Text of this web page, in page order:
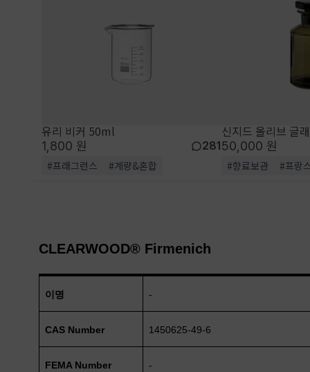
유리 비커 50ml
1,800 원 281
#프래그런스 #계량&혼합
신지드 올리브 글
50,000 원
#향료보관 #프랑
CLEARWOOD® Firmenich
이명 -
CAS Number 1450625-49-6
FEMA Number -